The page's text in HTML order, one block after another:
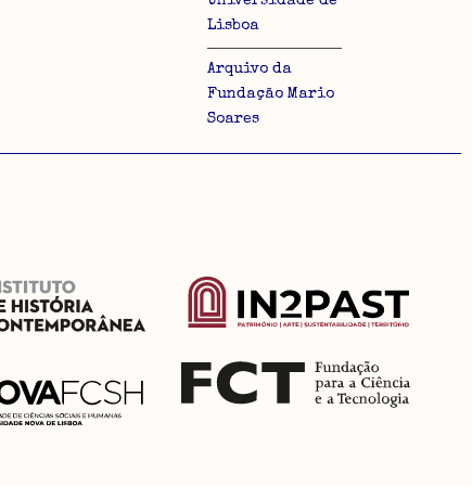
Lisboa
Arquivo da
Fundação Mario
Soares